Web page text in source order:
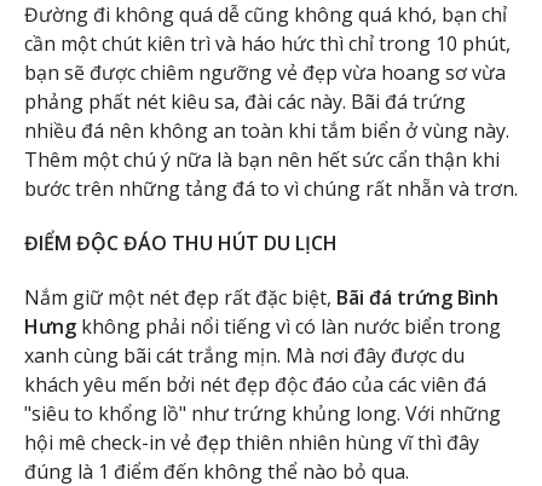
Đường đi không quá dễ cũng không quá khó, bạn chỉ
cần một chút kiên trì và háo hức thì chỉ trong 10 phút,
bạn sẽ được chiêm ngưỡng vẻ đẹp vừa hoang sơ vừa
phảng phất nét kiêu sa, đài các này. Bãi đá trứng
nhiều đá nên không an toàn khi tắm biển ở vùng này.
Thêm một chú ý nữa là bạn nên hết sức cẩn thận khi
bước trên những tảng đá to vì chúng rất nhẵn và trơn.
ĐIỂM ĐỘC ĐÁO THU HÚT DU LỊCH
Nắm giữ một nét đẹp rất đặc biệt, Bãi đá trứng Bình
Hưng không phải nổi tiếng vì có làn nước biển trong
xanh cùng bãi cát trắng mịn. Mà nơi đây được du
khách yêu mến bởi nét đẹp độc đáo của các viên đá
"siêu to khổng lồ" như trứng khủng long. Với những
hội mê check-in vẻ đẹp thiên nhiên hùng vĩ thì đây
đúng là 1 điểm đến không thể nào bỏ qua.